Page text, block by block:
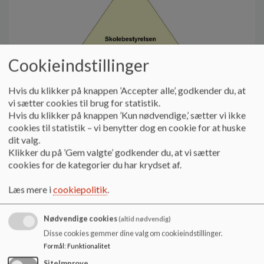
Skolebestyrelsen er ikke en del af skolens ledelse, men vi
arbejder tæt sammen med ledelsen.
Skolebestyrelsen består af
2 ledelsesrepræsentanter (Skoleleder og Souschef)
2 medarbejderrepræsentanter
2 elevrådsrepræsentanter
Skolebestyrelsen vælges for 4 år ad gangen
Tilbagevendende arbejdsopgaver
• Højby Skoles budget og regnskab
Cookieindstillinger
Hvis du klikker på knappen ’Accepter alle’, godkender du, at
vi sætter cookies til brug for statistik.
Hvis du klikker på knappen ’Kun nødvendige,’ sætter vi ikke
cookies til statistik – vi benytter dog en cookie for at huske
dit valg.
Klikker du på ’Gem valgte’ godkender du, at vi sætter
cookies for de kategorier du har krydset af.
Læs mere icookiepolitik.
Nødvendige cookies(altid nødvendig)
Disse cookies gemmer dine valg om cookieindstillinger.
Formål: Funktionalitet